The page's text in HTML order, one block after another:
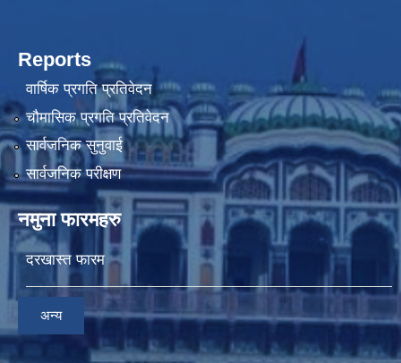
Reports
वार्षिक प्रगति प्रतिवेदन
चौमासिक प्रगति प्रतिवेदन
सार्वजनिक सुनुवाई
सार्वजनिक परीक्षण
नमुना फारमहरु
दरखास्त फारम
अन्य